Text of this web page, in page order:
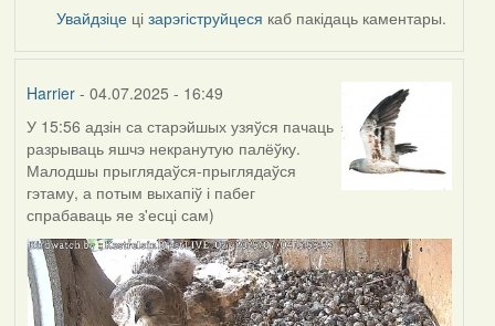
Увайдзіце цізарэгіструйцеся каб пакідаць каментары.
Harrier- 04.07.2025 - 16:49
У 15:56 адзін са старэйшых узяўся пачаць
разрываць яшчэ некранутую палёўку.
Малодшы прыглядаўся-прыглядаўся
гэтаму, а потым выхапіў і пабег
спрабаваць яе з'есці сам)